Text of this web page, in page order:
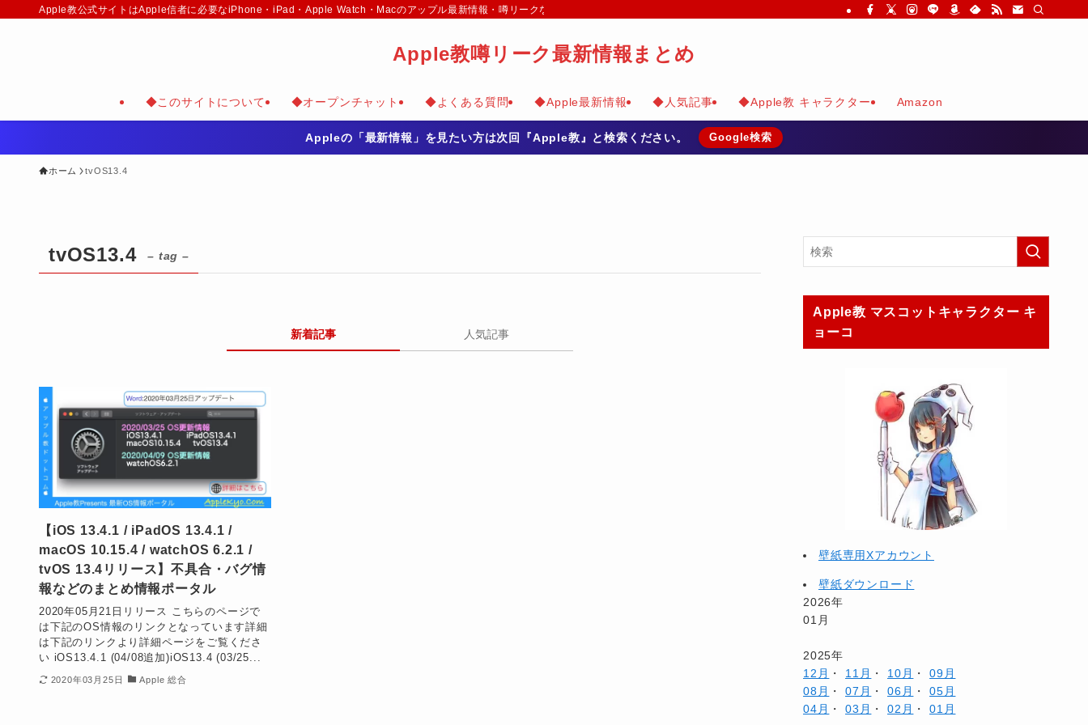
Apple教公式サイトはApple信者に必要なiPhone・iPad・Apple Watch・Macのアップル最新情報・噂リークなどのまとめて掲載
Apple教噂リーク最新情報まとめ
◆このサイトについて ◆オープンチャット ◆よくある質問 ◆Apple最新情報 ◆人気記事 ◆Apple教 キャラクター Amazon
Appleの「最新情報」を見たい方は次回『Apple教』と検索ください。 Google検索
ホーム tvOS13.4
tvOS13.4 – tag –
新着記事 人気記事
【iOS 13.4.1 / iPadOS 13.4.1 /
macOS 10.15.4 / watchOS 6.2.1 /
tvOS 13.4リリース】不具合・バグ情
報などのまとめ情報ポータル
2020年05月21日リリース こちらのページで
は下記のOS情報のリンクとなっています詳細
は下記のリンクより詳細ページをご覧くださ
い iOS13.4.1 (04/08追加)iOS13.4 (03/25...
2020年03月25日 Apple 総合
Apple教 マスコットキャラクター キ
ョーコ
壁紙専用Xアカウント
壁紙ダウンロード
2026年
01月
2025年
12月 ・ 11月 ・ 10月 ・09月
08月 ・07月 ・06月 ・05月
04月 ・03月 ・02月 ・01月